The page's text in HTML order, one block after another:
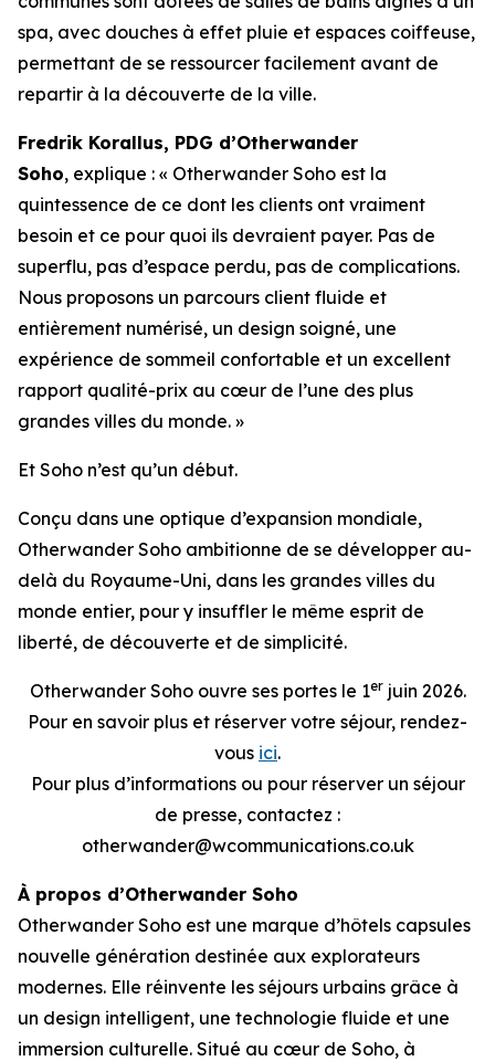
spa, avec douches à effet pluie et espaces coiffeuse,
permettant de se ressourcer facilement avant de
repartir à la découverte de la ville.
Fredrik Korallus, PDG d’Otherwander
Soho, explique : « Otherwander Soho est la
quintessence de ce dont les clients ont vraiment
besoin et ce pour quoi ils devraient payer. Pas de
superflu, pas d’espace perdu, pas de complications.
Nous proposons un parcours client fluide et
entièrement numérisé, un design soigné, une
expérience de sommeil confortable et un excellent
rapport qualité-prix au cœur de l’une des plus
grandes villes du monde. »
Et Soho n’est qu’un début.
Conçu dans une optique d’expansion mondiale,
Otherwander Soho ambitionne de se développer au-
delà du Royaume-Uni, dans les grandes villes du
monde entier, pour y insuffler le même esprit de
liberté, de découverte et de simplicité.
Otherwander Soho ouvre ses portes le 1erjuin 2026.
Pour en savoir plus et réserver votre séjour, rendez-
vous ici.
Pour plus d’informations ou pour réserver un séjour
de presse, contactez :
otherwander@wcommunications.co.uk
À propos d’Otherwander Soho
Otherwander Soho est une marque d’hôtels capsules
nouvelle génération destinée aux explorateurs
modernes. Elle réinvente les séjours urbains grâce à
un design intelligent, une technologie fluide et une
immersion culturelle. Situé au cœur de Soho, à